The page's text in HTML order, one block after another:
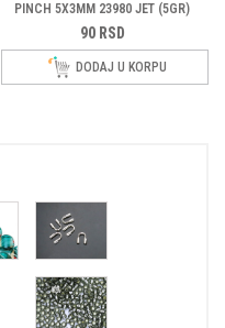
PINCH 5X3MM 23980 JET (5GR)
90 RSD
DODAJ U KORPU